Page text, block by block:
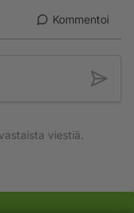
Kommentoi
viestiä.